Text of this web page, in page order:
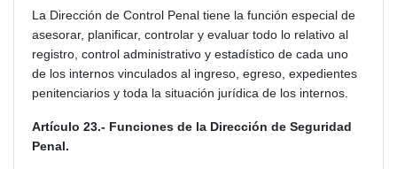
La Dirección de Control Penal tiene la función especial de
asesorar, planificar, controlar y evaluar todo lo relativo al
registro, control administrativo y estadístico de cada uno
de los internos vinculados al ingreso, egreso, expedientes
penitenciarios y toda la situación jurídica de los internos.
Artículo 23.- Funciones de la Dirección de Seguridad
Penal.